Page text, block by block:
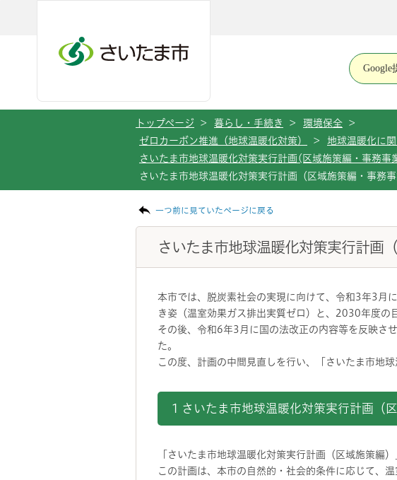
トップページ > 暮らし・手続き > 環境保全
>
ゼロカーボン推進（地球温暖化対策）
> 地球温暖化に
さいたま市地球温暖化対策実行計画(区域施策編・事務事
さいたま市地球温暖化対策実行計画（区域施策編・事務事
一つ前に見ていたページに戻る
さいたま市地球温暖化対策実行計画
本市では、脱炭素社会の実現に向けて、令和3年3月
き姿（温室効果ガス排出実質ゼロ）と、2030年度の
その後、令和6年3月に国の法改正の内容等を反映さ
た。
この度、計画の中間見直しを行い、「さいたま市地
1 さいたま市地球温暖化対策実行計画（
「さいたま市地球温暖化対策実行計画（区域施策編
この計画は、本市の自然的・社会的条件に応じて、